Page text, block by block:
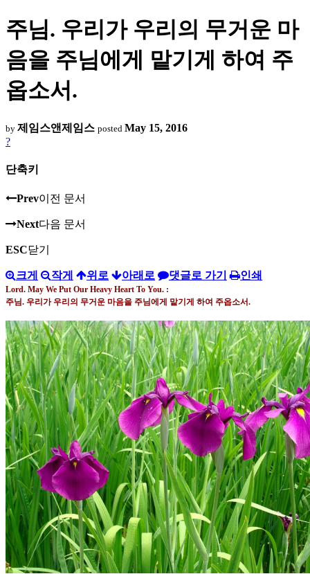
주님. 우리가 우리의 무거운 마
음을 주님에게 맡기게 하여 주
옵소서.
by 제임스앤제임스 posted May 15, 2016
?
단축키
Prev이전 문서
Next다음 문서
ESC닫기
크게 작게 위로 아래로 댓글로 가기 인쇄
Lord. May We Put Our Heavy Heart To You. :
주님. 우리가 우리의 무거운 마음을 주님에게 맡기게 하여 주옵소서.